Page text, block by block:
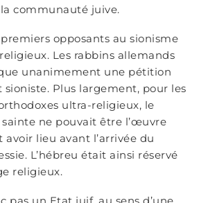
communauté juive.
opposants au sionisme
Les rabbins allemands
unanimement une pétition
Plus largement, pour les
ultra-religieux, le
ne pouvait être l’œuvre
avoir lieu avant l’arrivée du
L’hébreu était ainsi réservé
religieux.
pas un Etat juif, au sens d’une